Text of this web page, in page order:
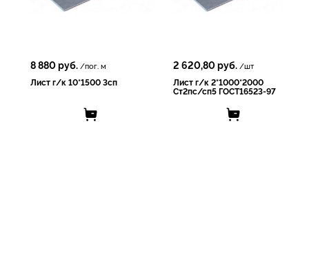
8 880руб. /пог. м
Лист г/к 10*1500 3сп
2 620,80руб./шт
Лист г/к 2*1000*2000
Ст2пс/сп5 ГОСТ16523-97